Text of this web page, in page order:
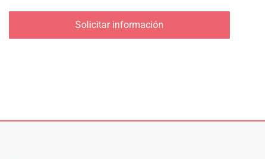
Solicitar información